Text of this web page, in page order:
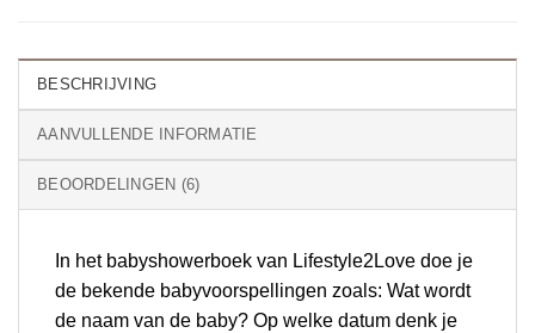
BESCHRIJVING
AANVULLENDE INFORMATIE
BEOORDELINGEN (6)
In het babyshowerboek van Lifestyle2Love doe je
de bekende babyvoorspellingen zoals: Wat wordt
de naam van de baby? Op welke datum denk je